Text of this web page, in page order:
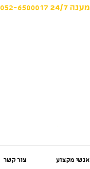
מענה 052-6500017 24/7
אנשי מקצוע צור קשר